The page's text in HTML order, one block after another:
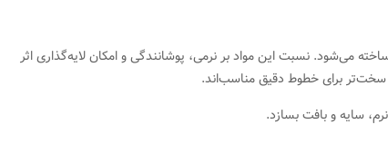
می‌شود. نسبت این مواد بر نرمی، پوشانندگی و امکان لایه‌گذاری اثر
سخت‌تر برای خطوط دقیق مناسب‌اند.
سایه و بافت بسازد.